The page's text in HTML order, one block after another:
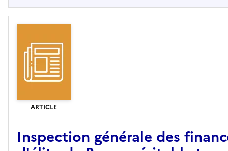
ARTICLE
Inspection générale des